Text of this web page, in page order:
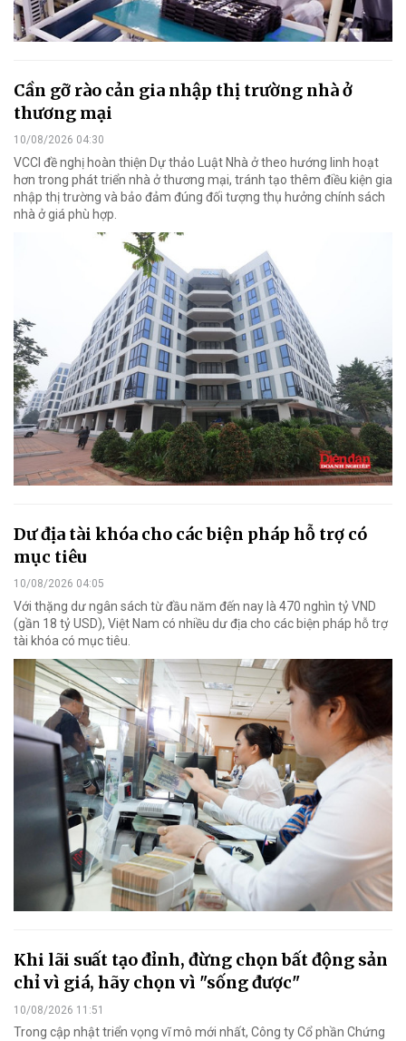
Cần gỡ rào cản gia nhập thị trường nhà ở
thương mại
10/08/2026 04:30
VCCI đề nghị hoàn thiện Dự thảo Luật Nhà ở theo hướng linh hoạt
hơn trong phát triển nhà ở thương mại, tránh tạo thêm điều kiện gia
nhập thị trường và bảo đảm đúng đối tượng thụ hưởng chính sách
nhà ở giá phù hợp.
Dư địa tài khóa cho các biện pháp hỗ trợ có
mục tiêu
10/08/2026 04:05
Với thặng dư ngân sách từ đầu năm đến nay là 470 nghìn tỷ VND
(gần 18 tỷ USD), Việt Nam có nhiều dư địa cho các biện pháp hỗ trợ
tài khóa có mục tiêu.
Khi lãi suất tạo đỉnh, đừng chọn bất động sản
chỉ vì giá, hãy chọn vì "sống được"
10/08/2026 11:51
Trong cập nhật triển vọng vĩ mô mới nhất, Công ty Cổ phần Chứng